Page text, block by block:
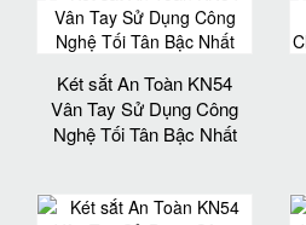
Két sắt An Toàn KN54
Vân Tay Sử Dụng Công
Nghệ Tối Tân Bậc Nhất